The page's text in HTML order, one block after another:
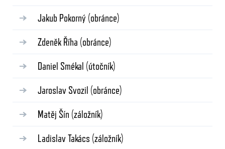
Jakub Pokorný (obránce)
Zdeněk Říha (obránce)
Daniel Smékal (útočník)
Jaroslav Svozil (obránce)
Matěj Šín (záložník)
Ladislav Takács (záložník)